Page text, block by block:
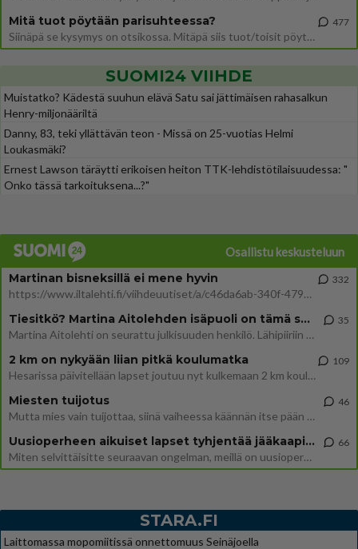
Mitä tuot pöytään parisuhteessa?
Siinäpä se kysymys on otsikossa. Mitäpä siis tuot/toisit pöytään parisuhteessa? Oletko mies vai nainen? Koetko sen mitä
477
SUOMI24 VIIHDE
Muistatko? Kädestä suuhun elävä Satu sai jättimäisen rahasalkun
Henry-miljonääriltä
Danny, 83, teki yllättävän teon - Missä on 25-vuotias Helmi
Loukasmäki?
Ernest Lawson täräytti erikoisen heiton TTK-lehdistötilaisuudessa: "
Onko tässä tarkoituksena...?"
Osallistu keskusteluun
Martinan bisneksillä ei mene hyvin
https://www.iltalehti.fi/viihdeuutiset/a/c46da6ab-340f-4790-aaa7-0865eed2336 Yrityksen konkurssihakemus on tullut kärä
332
Tiesitkö? Martina Aitolehden isäpuoli on tämä suosittu laulaja
Martina Aitolehti on seurattu julkisuuden henkilö. Lähipiiriin mahtuu muitakin tunnettuja henkilöitä. Tiesitkö, että Ma
35
2 km on nykyään liian pitkä koulumatka
Hesarissa päivitellään lapset joutuu nyt kulkemaan 2 km kouluun jösses. Ruostefillarilla tuo matka menee vaikka miten äk
109
Miesten tuijotus
Mutta mies vain tuijottaa, siinä vaiheessa käännän itse pään pois. Mikä juttu? Yleensä jos joku tuijottaa tai katsoo, hä
46
Uusioperheen aikuiset lapset tyhjentää jääkaapin käydessään
Miten selvittäisitte seuraavan ongelman, meillä on uusioperhe, minulla teini-ikäiset lapset ja puolisolla aikuiset, jotk
66
STARA.FI
Laittomassa mopomiitissä onnettomuus Seinäjoella